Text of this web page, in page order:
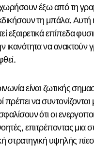
έξω από τη
τη μπάλα. Αυτή
εξαιρετικά επίπεδα
ικανότητα να ανακτούν
είναι ζωτικής
πρέπει να συντονίζονται
ότι οι
επιτρέποντας μια
στρατηγική υψηλής